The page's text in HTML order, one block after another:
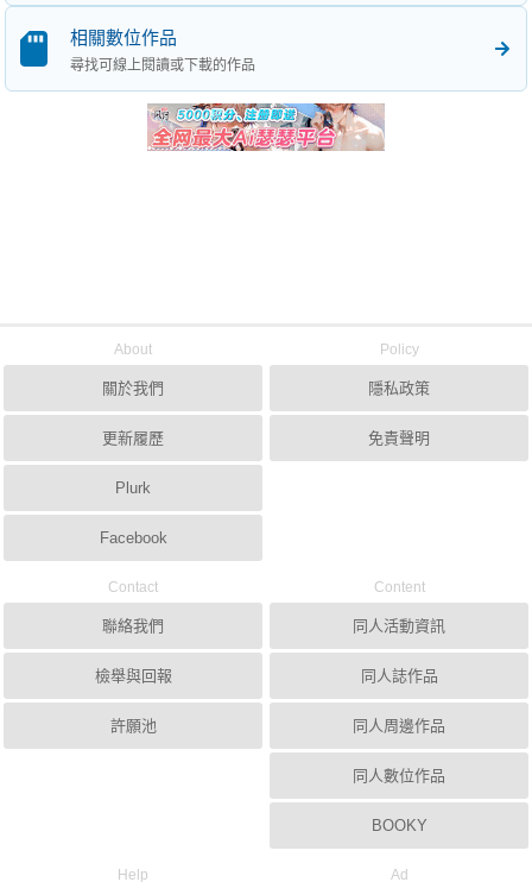
相關數位作品
尋找可線上閱讀或下載的作品
About
關於我們
更新履歷
Plurk
Facebook
Policy
隱私政策
免責聲明
Contact
聯絡我們
檢舉與回報
許願池
Content
同人活動資訊
同人誌作品
同人周邊作品
同人數位作品
BOOKY
Help Ad